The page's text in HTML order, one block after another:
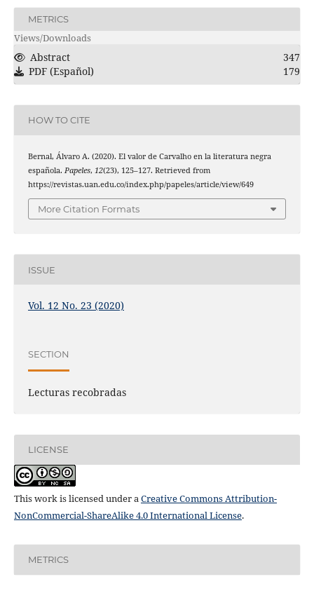
METRICS
Views/Downloads
Abstract
347
PDF (Español)
179
HOW TO CITE
Bernal, Álvaro A. (2020). El valor de Carvalho en la literatura negra
española. Papeles, 12(23), 125–127. Retrieved from
https://revistas.uan.edu.co/index.php/papeles/article/view/649
More Citation Formats
ISSUE
Vol. 12 No. 23 (2020)
SECTION
Lecturas recobradas
LICENSE
This work is licensed under aCreative Commons Attribution-
NonCommercial-ShareAlike 4.0 International License.
METRICS